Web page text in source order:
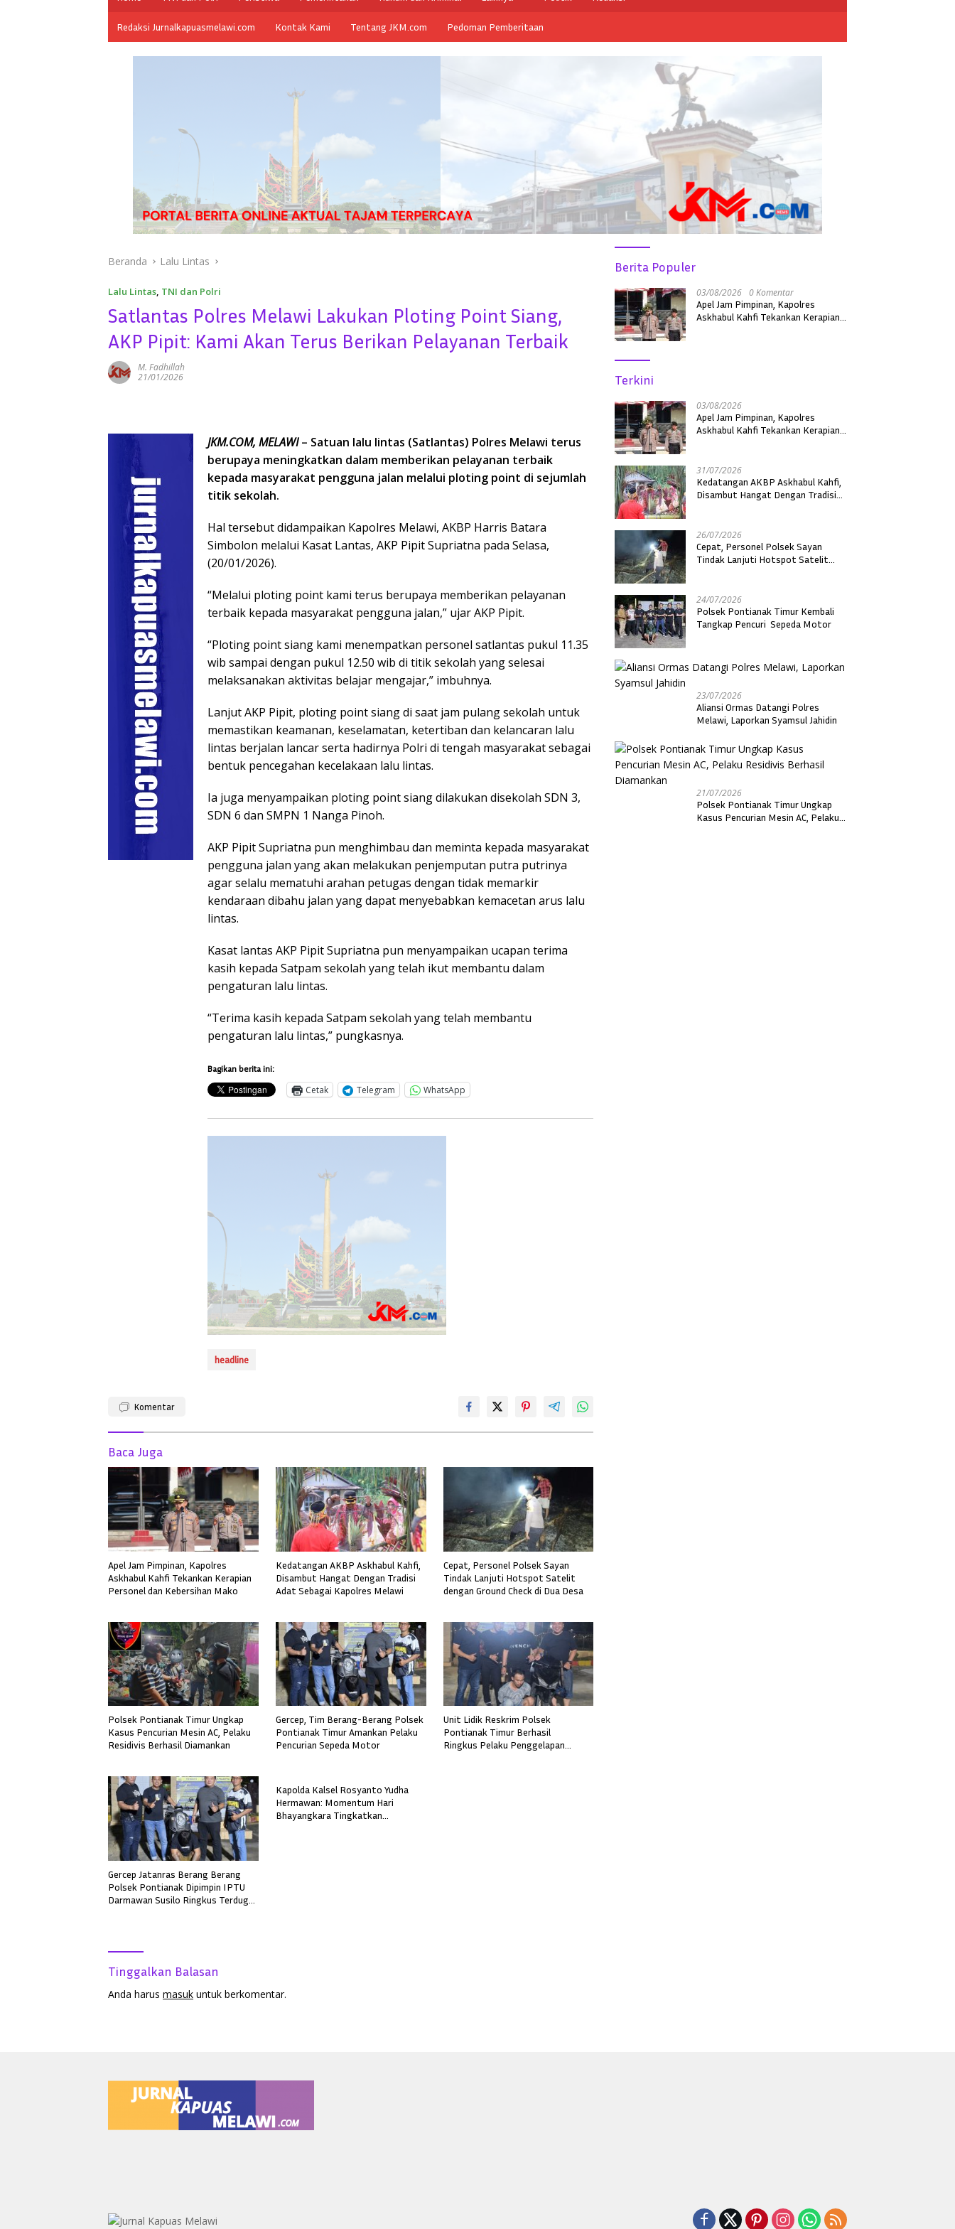
Redaksi Jurnalkapuasmelawi.com Kontak Kami Tentang JKM.com Pedoman Pemberitaan
Beranda Lalu Lintas
Lalu Lintas, TNI dan Polri
Satlantas Polres Melawi Lakukan Ploting Point Siang,
AKP Pipit: Kami Akan Terus Berikan Pelayanan Terbaik
M. Fadhillah
21/01/2026
JKM.COM, MELAWI– Satuan lalu lintas (Satlantas) Polres Melawi terus
berupaya meningkatkan dalam memberikan pelayanan terbaik
kepada masyarakat pengguna jalan melalui ploting point di sejumlah
titik sekolah.
Hal tersebut didampaikan Kapolres Melawi, AKBP Harris Batara
Simbolon melalui Kasat Lantas, AKP Pipit Supriatna pada Selasa,
(20/01/2026).
“Melalui ploting point kami terus berupaya memberikan pelayanan
terbaik kepada masyarakat pengguna jalan,” ujar AKP Pipit.
“Ploting point siang kami menempatkan personel satlantas pukul 11.35
wib sampai dengan pukul 12.50 wib di titik sekolah yang selesai
melaksanakan aktivitas belajar mengajar,” imbuhnya.
Lanjut AKP Pipit, ploting point siang di saat jam pulang sekolah untuk
memastikan keamanan, keselamatan, ketertiban dan kelancaran lalu
lintas berjalan lancar serta hadirnya Polri di tengah masyarakat sebagai
bentuk pencegahan kecelakaan lalu lintas.
Ia juga menyampaikan ploting point siang dilakukan disekolah SDN 3,
SDN 6 dan SMPN 1 Nanga Pinoh.
AKP Pipit Supriatna pun menghimbau dan meminta kepada masyarakat
pengguna jalan yang akan melakukan penjemputan putra putrinya
agar selalu mematuhi arahan petugas dengan tidak memarkir
kendaraan dibahu jalan yang dapat menyebabkan kemacetan arus lalu
lintas.
Kasat lantas AKP Pipit Supriatna pun menyampaikan ucapan terima
kasih kepada Satpam sekolah yang telah ikut membantu dalam
pengaturan lalu lintas.
“Terima kasih kepada Satpam sekolah yang telah membantu
pengaturan lalu lintas,” pungkasnya.
Bagikan berita ini:
Cetak Telegram WhatsApp
headline
Komentar
Baca Juga
Apel Jam Pimpinan, Kapolres
Askhabul Kahfi Tekankan Kerapian
Personel dan Kebersihan Mako
Kedatangan AKBP Askhabul Kahfi,
Disambut Hangat Dengan Tradisi
Adat Sebagai Kapolres Melawi
Cepat, Personel Polsek Sayan
Tindak Lanjuti Hotspot Satelit
dengan Ground Check di Dua Desa
Polsek Pontianak Timur Ungkap
Kasus Pencurian Mesin AC, Pelaku
Residivis Berhasil Diamankan
Gercep, Tim Berang-Berang Polsek
Pontianak Timur Amankan Pelaku
Pencurian Sepeda Motor
Unit Lidik Reskrim Polsek
Pontianak Timur Berhasil
Ringkus Pelaku Penggelapan
Gercep Jatanras Berang Berang
Polsek Pontianak Dipimpin IPTU
Darmawan Susilo Ringkus Terduga
Kapolda Kalsel Rosyanto Yudha
Hermawan: Momentum Hari
Bhayangkara Tingkatkan
Tinggalkan Balasan
Anda harus masuk untuk berkomentar.
Berita Populer
03/08/2026
0 Komentar
Apel Jam Pimpinan, Kapolres
Askhabul Kahfi Tekankan Kerapian
Terkini
03/08/2026
Apel Jam Pimpinan, Kapolres
Askhabul Kahfi Tekankan Kerapian
31/07/2026
Kedatangan AKBP Askhabul Kahfi,
Disambut Hangat Dengan Tradisi
26/07/2026
Cepat, Personel Polsek Sayan
Tindak Lanjuti Hotspot Satelit
24/07/2026
Polsek Pontianak Timur Kembali
Tangkap Pencuri Sepeda Motor
23/07/2026
Aliansi Ormas Datangi Polres
Melawi, Laporkan Syamsul Jahidin
21/07/2026
Polsek Pontianak Timur Ungkap
Kasus Pencurian Mesin AC, Pelaku